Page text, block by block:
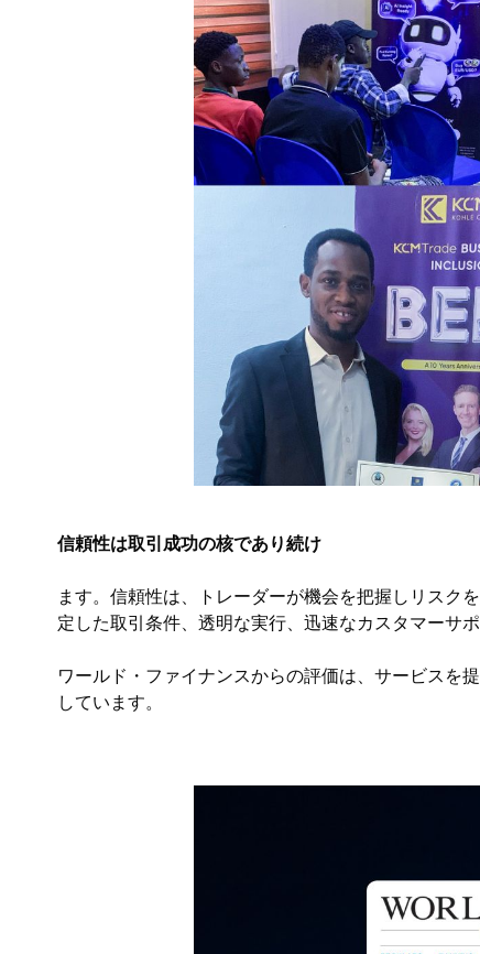
信頼性は取引成功の核であり続け
ます。信頼性は、トレーダーが機会を把握しリスク
定した取引条件、透明な実行、迅速なカスタマーサ
ワールド・ファイナンスからの評価は、サービスを
しています。